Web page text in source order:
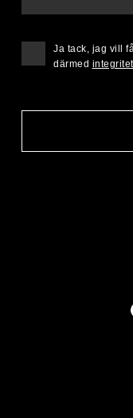
Ja tack, jag vill
därmed